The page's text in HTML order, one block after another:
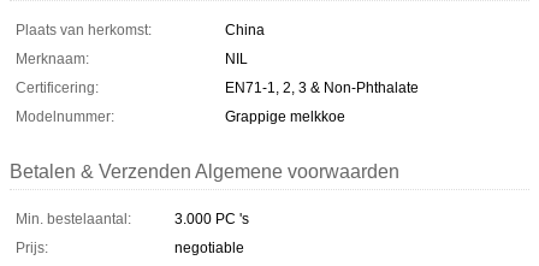
Plaats van herkomst:
China
Merknaam:
NIL
Certificering:
EN71-1, 2, 3 & Non-Phthalate
Modelnummer:
Grappige melkkoe
Betalen & Verzenden Algemene voorwaarden
Min. bestelaantal:
3.000 PC 's
Prijs:
negotiable